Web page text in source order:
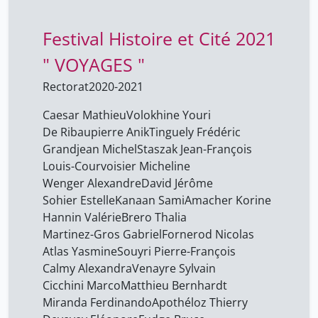
Mistretta Alessia 1
Monnier Mélissa
Montavon Camille
Montmasson Mia
Nobs Virginie
Pagano Sara
Paterac Julie
Pierre Michel
Poirier-Simon Cassandre 1
Pétrémont Mélanie-Evely
Rime Michel
Ritchie Natalie
Festival Histoire et Cité 2021
" VOYAGES "
Rectorat2020-2021
Caesar MathieuVolokhine Youri
De Ribaupierre AnikTinguely Frédéric
Grandjean MichelStaszak Jean-François
Louis-Courvoisier Micheline
Wenger AlexandreDavid Jérôme
Sohier EstelleKanaan SamiAmacher Korine
Hannin ValérieBrero Thalia
Martinez-Gros GabrielFornerod Nicolas
Atlas YasmineSouyri Pierre-François
Calmy AlexandraVenayre Sylvain
Cicchini MarcoMatthieu Bernhardt
Miranda FerdinandoApothéloz Thierry